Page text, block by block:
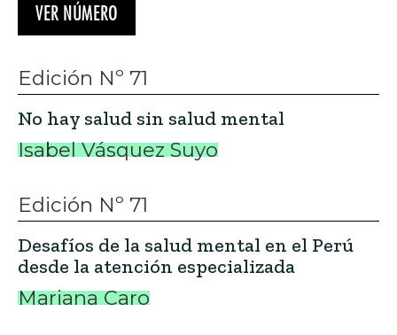
VER NÚMERO
Edición Nº 71
No hay salud sin salud mental
Isabel Vásquez Suyo
Edición Nº 71
Desafíos de la salud mental en el Perú
desde la atención especializada
Mariana Caro